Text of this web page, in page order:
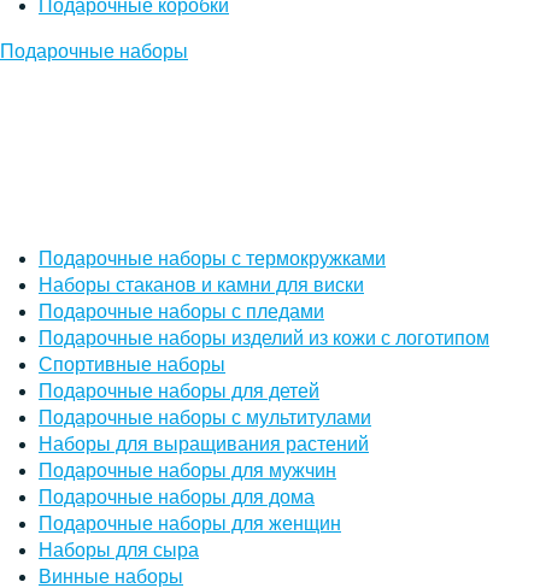
Подарочные коробки
Подарочные наборы
Подарочные наборы с термокружками
Наборы стаканов и камни для виски
Подарочные наборы с пледами
Подарочные наборы изделий из кожи с логотипом
Спортивные наборы
Подарочные наборы для детей
Подарочные наборы с мультитулами
Наборы для выращивания растений
Подарочные наборы для мужчин
Подарочные наборы для дома
Подарочные наборы для женщин
Наборы для сыра
Винные наборы